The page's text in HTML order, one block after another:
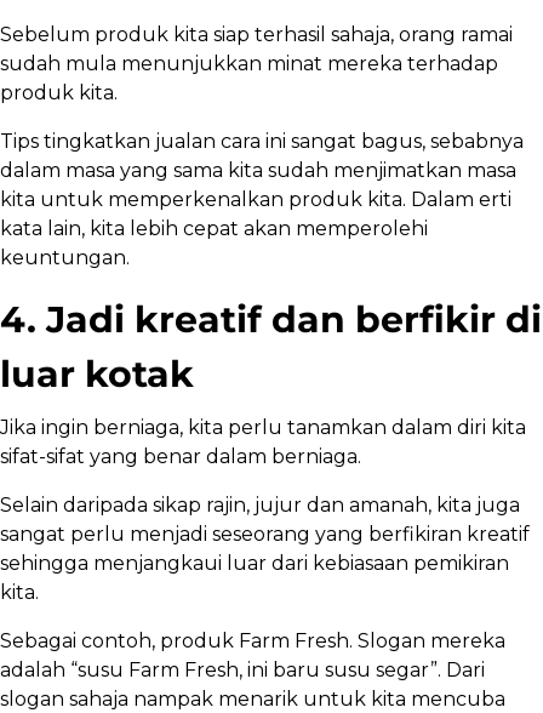
Sebelum produk kita siap terhasil sahaja, orang ramai
sudah mula menunjukkan minat mereka terhadap
produk kita.
Tips tingkatkan jualan cara ini sangat bagus, sebabnya
dalam masa yang sama kita sudah menjimatkan masa
kita untuk memperkenalkan produk kita. Dalam erti
kata lain, kita lebih cepat akan memperolehi
keuntungan.
4. Jadi kreatif dan berfikir di
luar kotak
Jika ingin berniaga, kita perlu tanamkan dalam diri kita
sifat-sifat yang benar dalam berniaga.
Selain daripada sikap rajin, jujur dan amanah, kita juga
sangat perlu menjadi seseorang yang berfikiran kreatif
sehingga menjangkaui luar dari kebiasaan pemikiran
kita.
Sebagai contoh, produk Farm Fresh. Slogan mereka
adalah “susu Farm Fresh, ini baru susu segar”. Dari
slogan sahaja nampak menarik untuk kita mencuba